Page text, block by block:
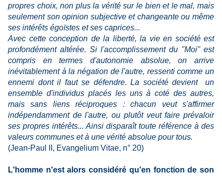
propres choix, non plus la vérité sur le bien et le mal, mais
seulement son opinion subjective et changeante ou même
ses intérêts égoïstes et ses caprices...
Avec cette conception de la liberté, la vie en société est
profondément altérée. Si l'accomplissement du "Moi" est
compris en termes d'autonomie absolue, on arrive
inévitablement à la négation de l'autre, ressenti comme un
ennemi dont il faut se défendre. La société devient un
ensemble d'individus placés les uns à coté des autres,
mais sans liens réciproques : chacun veut s'affirmer
indépendamment de l'autre, ou plutôt veut faire prévaloir
ses propres intérêts... Ainsi disparaît toute référence à des
valeurs communes et à une vérité absolue pour tous.
(Jean-Paul II, Evangelium Vitae, n° 20)
L'homme n'est alors considéré qu'en fonction de son